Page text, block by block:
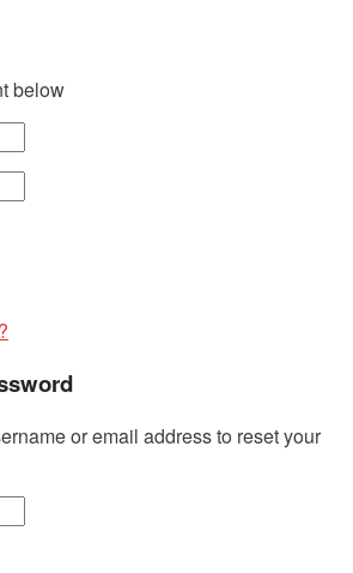
below
or email address to reset your